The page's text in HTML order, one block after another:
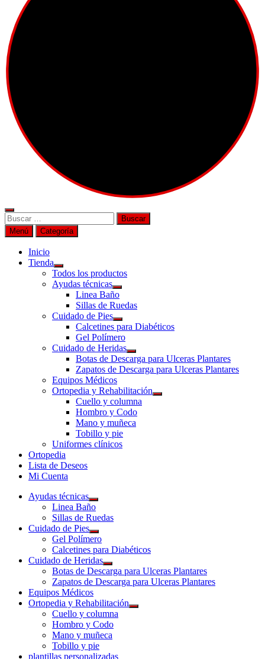
Buscar
por:Menú Categoría
Inicio
Tienda
Todos los productos
Ayudas técnicas
Linea Baño
Sillas de Ruedas
Cuidado de Pies
Calcetines para Diabéticos
Gel Polímero
Cuidado de Heridas
Botas de Descarga para Ulceras Plantares
Zapatos de Descarga para Ulceras Plantares
Equipos Médicos
Ortopedia y Rehabilitación
Cuello y columna
Hombro y Codo
Mano y muñeca
Tobillo y pie
Uniformes clínicos
Ortopedia
Lista de Deseos
Mi Cuenta
Ayudas técnicas
Linea Baño
Sillas de Ruedas
Cuidado de Pies
Gel Polímero
Calcetines para Diabéticos
Cuidado de Heridas
Botas de Descarga para Ulceras Plantares
Zapatos de Descarga para Ulceras Plantares
Equipos Médicos
Ortopedia y Rehabilitación
Cuello y columna
Hombro y Codo
Mano y muñeca
Tobillo y pie
plantillas personalizadas